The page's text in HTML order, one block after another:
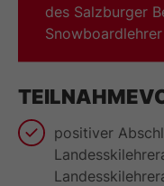
des Salzburger
positiver